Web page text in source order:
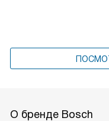
О бренде Bosch